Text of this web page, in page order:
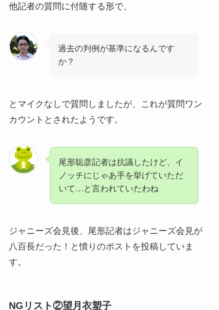
他記者の質問に付随する形で、
過去の判例が基準になるんです
か？
とマイクなしで質問しましたが、これが質問ワン
カウントとされたようです。
尾形聡彦記者は抗議したけど、イ
ノッチにじゃあ手を挙げていただ
いて…と言われていたわね
ジャニーズ会見後、尾形記者はジャニーズ会見が
八百長だった！と憤りのポストを投稿していま
す。
NGリスト②望月衣塑子